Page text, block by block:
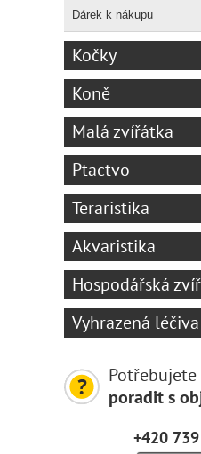
Dárek k nákupu
Kočky
Koně
Malá zvířátka
Ptactvo
Teraristika
Akvaristika
Hospodářská
Vyhrazená léčiva
Potřebujete
poradit s
+420